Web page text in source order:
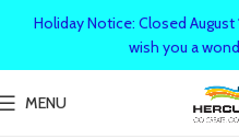
MENU
Holiday Notice: Closed August
wish you a